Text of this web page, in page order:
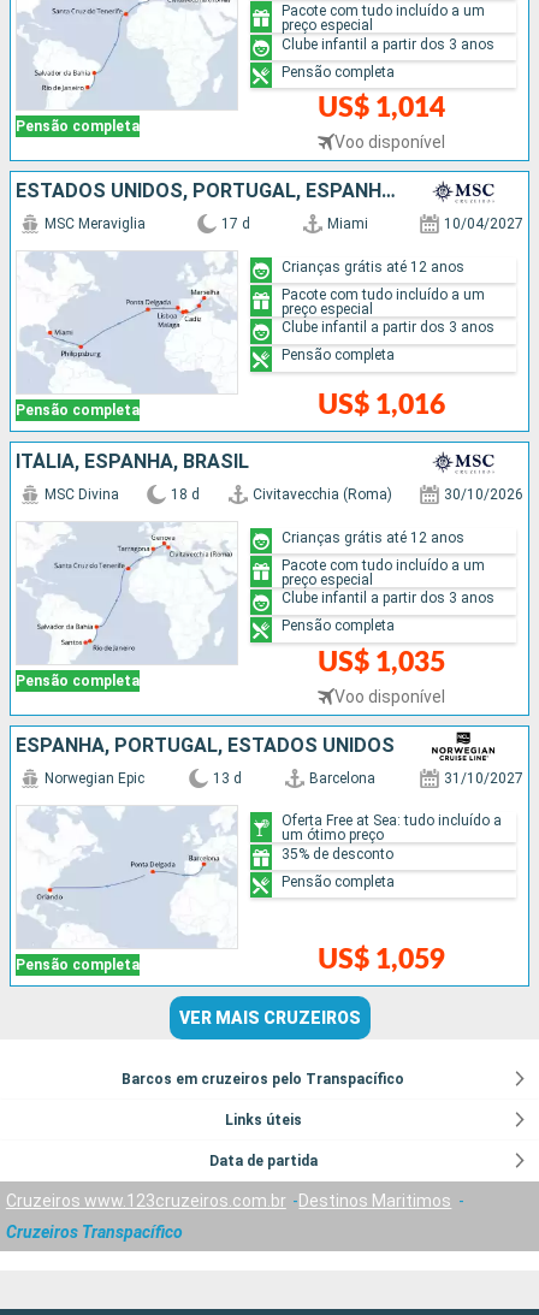
Pensão completa
US$ 1,014
Voo disponível
Pacote com tudo incluído a um
preço especial
Clube infantil a partir dos 3 anos
Pensão completa
ESTADOS UNIDOS, PORTUGAL, ESPANHA, FRANCIA
Pensão completa
MSC Meraviglia 17 d Miami 10/04/2027
US$ 1,016
Crianças grátis até 12 anos
Pacote com tudo incluído a um
preço especial
Clube infantil a partir dos 3 anos
Pensão completa
ITÁLIA, ESPANHA, BRASIL
Pensão completa
MSC Divina 18 d Civitavecchia (Roma) 30/10/2026
US$ 1,035
Voo disponível
Crianças grátis até 12 anos
Pacote com tudo incluído a um
preço especial
Clube infantil a partir dos 3 anos
Pensão completa
ESPANHA, PORTUGAL, ESTADOS UNIDOS
Pensão completa
Norwegian Epic 13 d Barcelona 31/10/2027
US$ 1,059
Oferta Free at Sea: tudo incluído a
um ótimo preço
35% de desconto
Pensão completa
VER MAIS CRUZEIROS
Barcos em cruzeiros pelo Transpacífico
Links úteis
Data de partida
Cruzeiros www.123cruzeiros.com.br
Destinos Maritimos
Cruzeiros Transpacífico